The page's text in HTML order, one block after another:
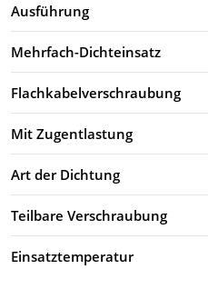
Ausführung
Mehrfach-Dichteinsatz
Flachkabelverschraubung
Mit Zugentlastung
Art der Dichtung
Teilbare Verschraubung
Einsatztemperatur